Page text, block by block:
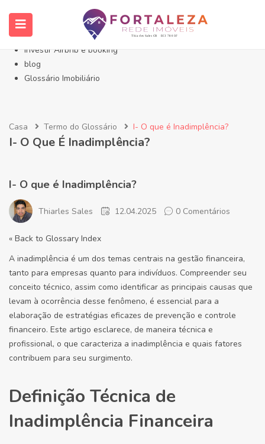
Início- Imóveis Fortaleza Eusébio
Imóveis em Fortaleza
Imóveis no Eusébio
Investir Airbnb e booking
blog
Glossário Imobiliário
Casa Termo do Glossário I- O que é Inadimplência?
I- O Que É Inadimplência?
I- O que é Inadimplência?
Thiarles Sales 12.04.2025 0 Comentários
« Back to Glossary Index
A inadimplência é um dos temas centrais na gestão financeira,
tanto para empresas quanto para indivíduos. Compreender seu
conceito técnico, assim como identificar as principais causas que
levam à ocorrência desse fenômeno, é essencial para a
elaboração de estratégias eficazes de prevenção e controle
financeiro. Este artigo esclarece, de maneira técnica e
profissional, o que caracteriza a inadimplência e quais fatores
contribuem para seu surgimento.
Definição Técnica de
Inadimplência Financeira